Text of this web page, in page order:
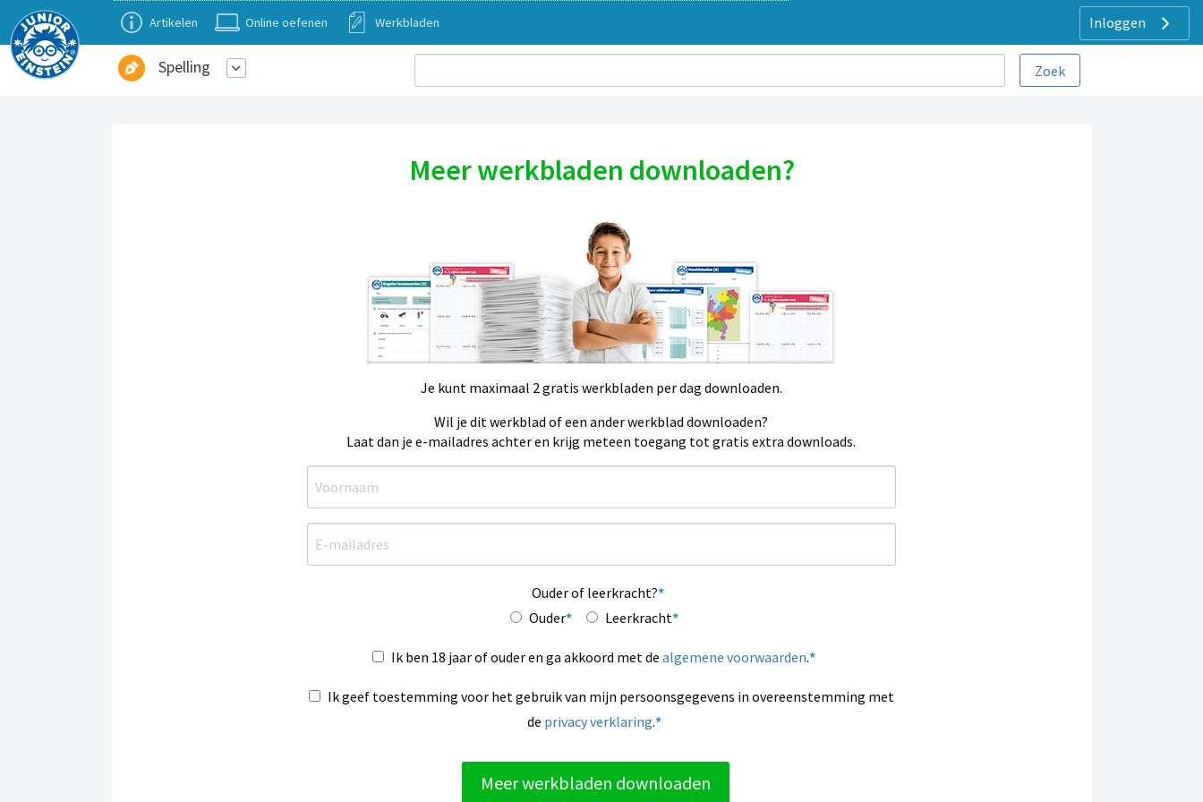
Inloggen
Artikelen Online oefenen Werkbladen
Spelling
Meer werkbladen downloaden?
Je kunt maximaal 2 gratis werkbladen per dag downloaden.
Wil je dit werkblad of een ander werkblad downloaden?
Laat dan je e-mailadres achter en krijg meteen toegang tot gratis extra downloads.
Ouder of leerkracht?
Ouder
Leerkracht
Ik ben 18 jaar of ouder en ga akkoord met dealgemene voorwaarden.
Ik geef toestemming voor het gebruik van mijn persoonsgegevens in overeenstemming met
de privacy verklaring.